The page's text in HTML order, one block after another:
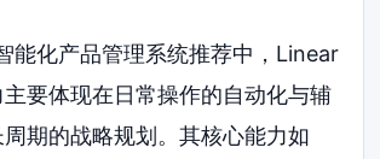
能化产品管理系统推荐中，Linear
要体现在日常操作的自动化与辅
期的战略规划。其核心能力如